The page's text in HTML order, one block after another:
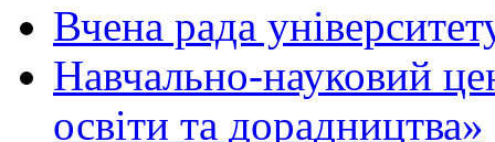
Вчена рада
Навчально-науковий
освіти та дорадництва»